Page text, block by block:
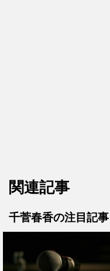
関連記事
千菅春香の注目記事